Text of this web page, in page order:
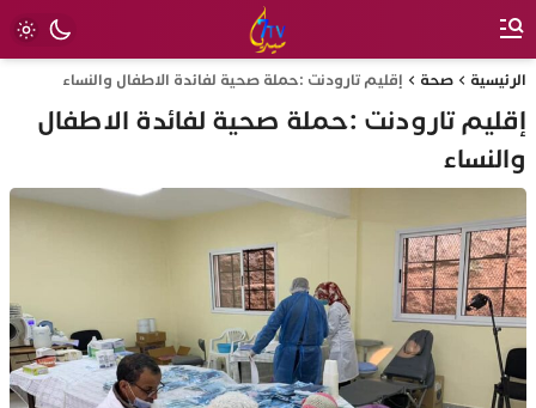
الرئيسية صحة إقليم تارودنت :حملة صحية لفائدة الاطفال والنساء
إقليم تارودنت :حملة صحية لفائدة الاطفال
والنساء